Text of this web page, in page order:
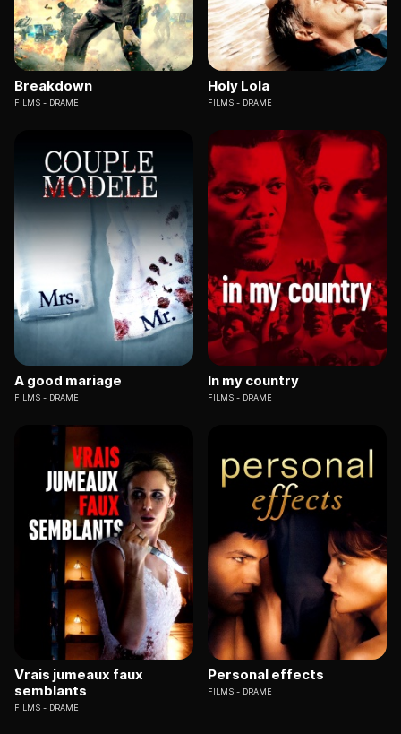
Breakdown
FILMS DRAME
Holy Lola
FILMS DRAME
A good mariage
FILMS DRAME
In my country
FILMS DRAME
Vrais jumeaux faux
semblants
FILMS DRAME
Personal effects
FILMS DRAME